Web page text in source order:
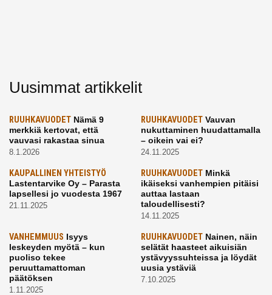
Uusimmat artikkelit
RUUHKAVUODET Nämä 9
merkkiä kertovat, että
vauvasi rakastaa sinua
8.1.2026
RUUHKAVUODETVauvan
nukuttaminen huudattamalla
– oikein vai ei?
24.11.2025
KAUPALLINEN YHTEISTYÖ
Lastentarvike Oy – Parasta
lapsellesi jo vuodesta 1967
21.11.2025
RUUHKAVUODETMinkä
ikäiseksi vanhempien pitäisi
auttaa lastaan
taloudellisesti?
14.11.2025
VANHEMMUUS Isyys
leskeyden myötä – kun
puoliso tekee
peruuttamattoman
päätöksen
1.11.2025
RUUHKAVUODETNainen, näin
selätät haasteet aikuisiän
ystävyyssuhteissa ja löydät
uusia ystäviä
7.10.2025